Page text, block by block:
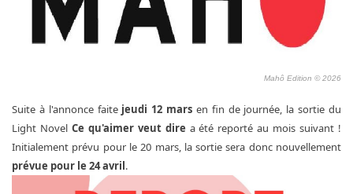
Mahô Edition © 2026
Suite à l'annonce faite jeudi 12 mars en fin de journée, la sortie du
Light Novel Ce qu'aimer veut dire a été reporté au mois suivant !
Initialement prévu pour le 20 mars, la sortie sera donc nouvellement
prévue pour le 24 avril.